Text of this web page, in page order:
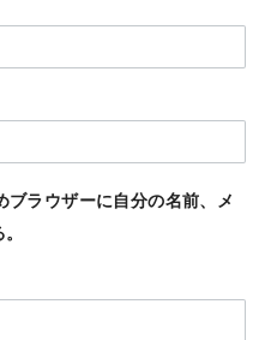
ラウザーに自分の名前、メ